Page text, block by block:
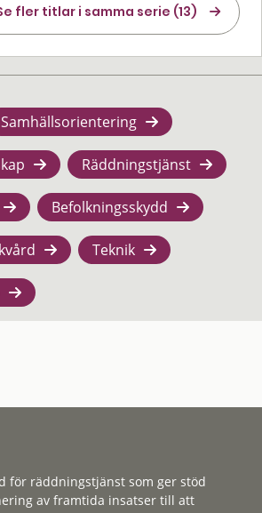
fler titlar i samma serie (13)
Samhällsorientering
Räddningstjänst
Befolkningsskydd
Teknik
för räddningstjänst som ger stöd
av framtida insatser till att